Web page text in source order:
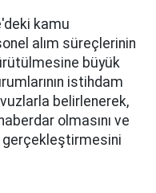
kamu
alım süreçlerinin
büyük
istihdam
belirlenerek,
olmasını ve
gerçekleştirmesini